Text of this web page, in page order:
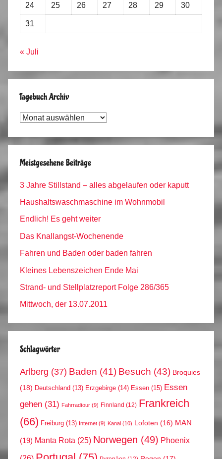
24 25 26 27 28 29 30
31
« Juli
Tagebuch Archiv
Tagebuch
Meistgesehene Beiträge
3 Jahre Stillstand – alles abgelaufen oder kaputt
Haushaltswaschmaschine im Wohnmobil
Endlich! Es geht weiter
Das Knallangst-Wochenende
Fahren und Baden oder baden fahren
Kleines Lebenszeichen Ende Mai
Strand- und Stellplatzreport Folge 286/365
Mittwoch, der 13.07.2011
Schlagwörter
Arlberg (37) Baden (41) Besuch (43) Broquies
(18) Deutschland (13) Erzgebirge (14) Essen (15) Essen
gehen (31) Fahrradtour (9) Finnland (12) Frankreich
(66) Freiburg (13) Internet (9) Kanal (10) Lofoten (16) MAN
(19) Manta Rota (25) Norwegen (49) Phoenix